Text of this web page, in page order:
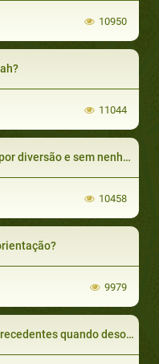
10950
11044
e sem nenhum objetivo?
10458
9979
desobedeceram a Allah?